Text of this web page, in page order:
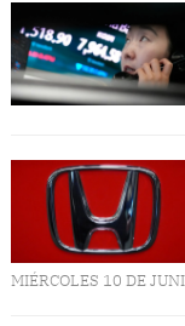
MIÉRCOLES 10 DE